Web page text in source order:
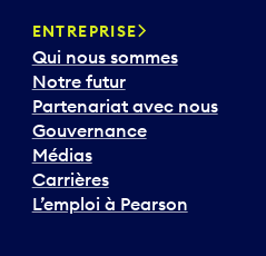
Qui nous sommes
Notre futur
Partenariat avec nous
Gouvernance
Médias
Carrières
L’emploi à Pearson